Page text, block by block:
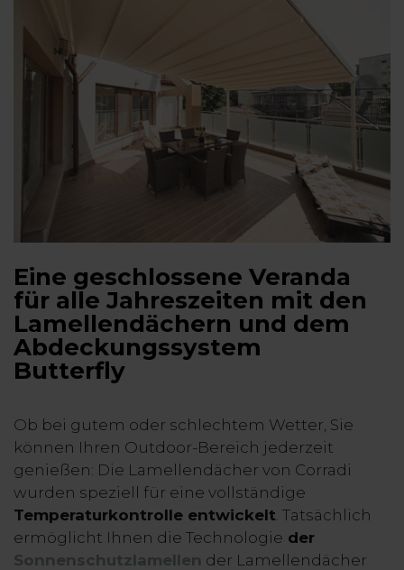
Eine geschlossene Veranda
für alle Jahreszeiten mit den
Lamellendächern und dem
Abdeckungssystem
Butterfly
Ob bei gutem oder schlechtem Wetter, Sie
können Ihren Outdoor-Bereich jederzeit
genießen: Die Lamellendächer von Corradi
wurden speziell für eine vollständige
Temperaturkontrolle entwickelt . Tatsächlich
ermöglicht Ihnen die Technologie der
Sonnenschutzlamellen der Lamellendächer